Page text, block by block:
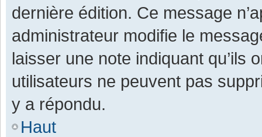
dernière édition. Ce message
administrateur modifie le
laisser une note indiquant qu’ils
utilisateurs ne peuvent pas
y a répondu.
Haut